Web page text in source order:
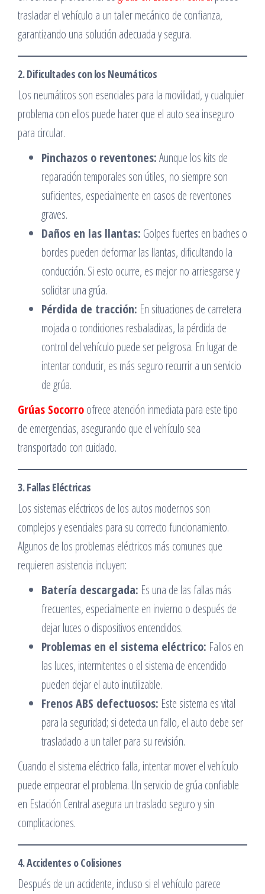
trasladar el vehículo a un taller mecánico de confianza,
garantizando una solución adecuada y segura.
2. Dificultades con los Neumáticos
Los neumáticos son esenciales para la movilidad, y cualquier
problema con ellos puede hacer que el auto sea inseguro
para circular.
Pinchazos o reventones:Aunque los kits de
reparación temporales son útiles, no siempre son
suficientes, especialmente en casos de reventones
graves.
Daños en las llantas: Golpes fuertes en baches o
bordes pueden deformar las llantas, dificultando la
conducción. Si esto ocurre, es mejor no arriesgarse y
solicitar una grúa.
Pérdida de tracción: En situaciones de carretera
mojada o condiciones resbaladizas, la pérdida de
control del vehículo puede ser peligrosa. En lugar de
intentar conducir, es más seguro recurrir a un servicio
de grúa.
Grúas Socorroofrece atención inmediata para este tipo
de emergencias, asegurando que el vehículo sea
transportado con cuidado.
3. Fallas Eléctricas
Los sistemas eléctricos de los autos modernos son
complejos y esenciales para su correcto funcionamiento.
Algunos de los problemas eléctricos más comunes que
requieren asistencia incluyen:
Batería descargada: Es una de las fallas más
frecuentes, especialmente en invierno o después de
dejar luces o dispositivos encendidos.
Problemas en el sistema eléctrico: Fallos en
las luces, intermitentes o el sistema de encendido
pueden dejar el auto inutilizable.
Frenos ABS defectuosos: Este sistema es vital
para la seguridad; si detecta un fallo, el auto debe ser
trasladado a un taller para su revisión.
Cuando el sistema eléctrico falla, intentar mover el vehículo
puede empeorar el problema. Un servicio de grúa confiable
en Estación Central asegura un traslado seguro y sin
complicaciones.
4. Accidentes o Colisiones
Después de un accidente, incluso si el vehículo parece